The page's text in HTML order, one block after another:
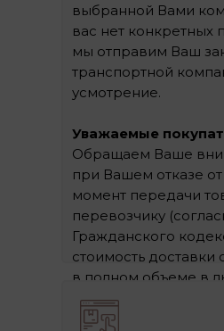
выбранной Вами
вас нет конкретных
мы отправим Ваш
транспортной
усмотрение.
Уважаемые
Обращаем Ваше
при Вашем отказе от
момент передачи
перевозчику
Гражданского
стоимость доставки
в полном объеме в